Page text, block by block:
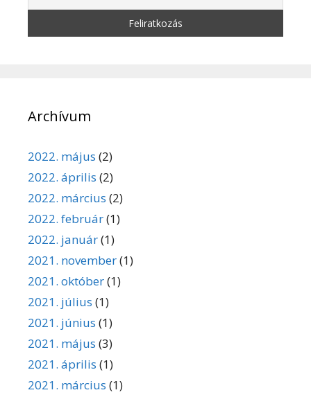
Archívum
2022. május (2)
2022. április (2)
2022. március (2)
2022. február(1)
2022. január(1)
2021. november(1)
2021. október(1)
2021. július (1)
2021. június (1)
2021. május (3)
2021. április (1)
2021. március (1)